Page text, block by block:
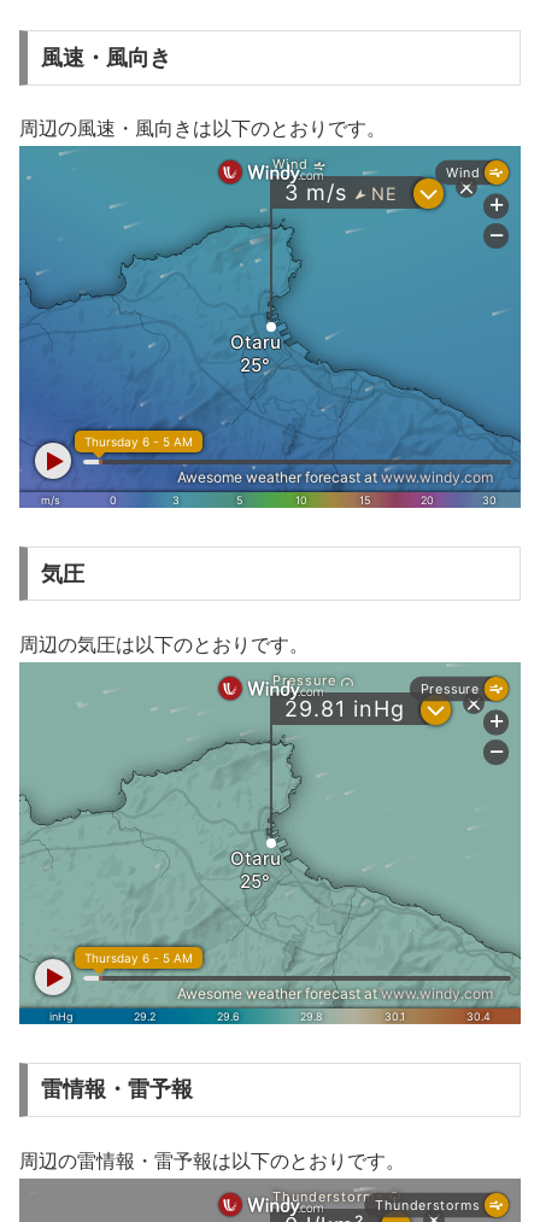
風速・風向き
周辺の風速・風向きは以下のとおりです。
気圧
周辺の気圧は以下のとおりです。
雷情報・雷予報
周辺の雷情報・雷予報は以下のとおりです。